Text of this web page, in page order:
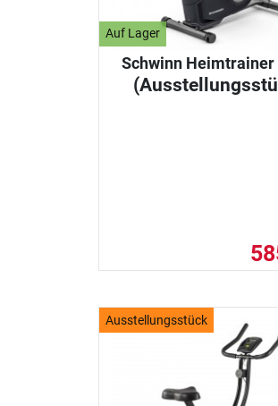
Auf Lager
Schwinn Heimtrainer
Ausstellungsstück